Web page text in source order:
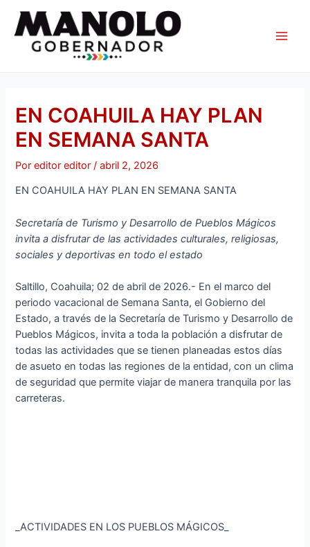
contenido
EN COAHUILA HAY PLAN
EN SEMANA SANTA
Poreditor editor/abril 2, 2026
EN COAHUILA HAY PLAN EN SEMANA SANTA
Secretaría de Turismo y Desarrollo de Pueblos Mágicos
invita a disfrutar de las actividades culturales, religiosas,
sociales y deportivas en todo el estado
Saltillo, Coahuila; 02 de abril de 2026.- En el marco del
periodo vacacional de Semana Santa, el Gobierno del
Estado, a través de la Secretaría de Turismo y Desarrollo de
Pueblos Mágicos, invita a toda la población a disfrutar de
todas las actividades que se tienen planeadas estos días
de asueto en todas las regiones de la entidad, con un clima
de seguridad que permite viajar de manera tranquila por las
carreteras.
_ACTIVIDADES EN LOS PUEBLOS MÁGICOS_
de
entradas